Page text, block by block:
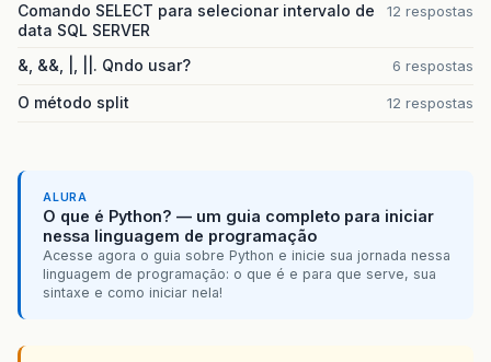
Comando SELECT para selecionar intervalo de
data SQL SERVER
12 respostas
&, &&, |, ||. Qndo usar? 6 respostas
O método split 12 respostas
ALURA
O que é Python? — um guia completo para iniciar
nessa linguagem de programação
Acesse agora o guia sobre Python e inicie sua jornada nessa
linguagem de programação: o que é e para que serve, sua
sintaxe e como iniciar nela!